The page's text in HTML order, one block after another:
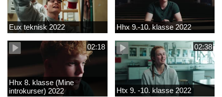
Eux teknisk 2022 Hhx 9.-10. klasse 2022
02:18
Hhx 8. klasse (Mine
introkurser) 2022
02:38
Htx 9. -10. klasse 2022